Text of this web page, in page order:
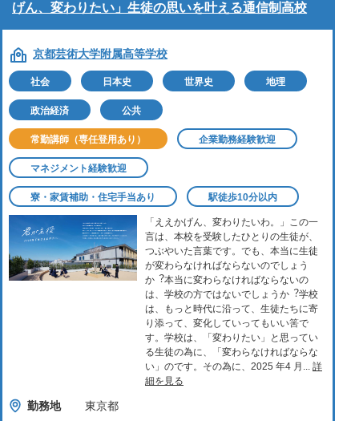
げん、変わりたい」生徒の思いを叶える通信制高校
京都芸術大学附属高等学校
社会 日本史 世界史 地理
政治経済 公共
常勤講師（専任登用あり） 企業勤務経験歓迎
マネジメント経験歓迎
寮・家賃補助・住宅手当あり 駅徒歩10分以内
「ええかげん、変わりたいわ。」この⼀
⾔は、本校を受験したひとりの⽣徒が、
つぶやいた⾔葉です。でも、本当に⽣徒
が変わらなければならないのでしょう
か︖本当に変わらなければならないの
は、学校の⽅ではないでしょうか︖学校
は、もっと時代に沿って、⽣徒たちに寄
り添って、変化していってもいい筈で
す。学校は、「変わりたい」と思ってい
る⽣徒の為に、「変わらなければならな
い」のです。その為に、2025 年4 ⽉... 詳
細を見る
勤務地
東京都